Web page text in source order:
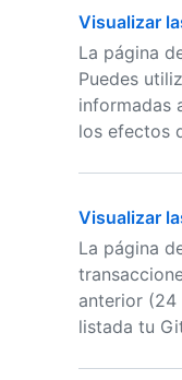
Visualizar
La página
Puedes
informadas
los efectos
Visualizar
La página
anterior (24
listada tu